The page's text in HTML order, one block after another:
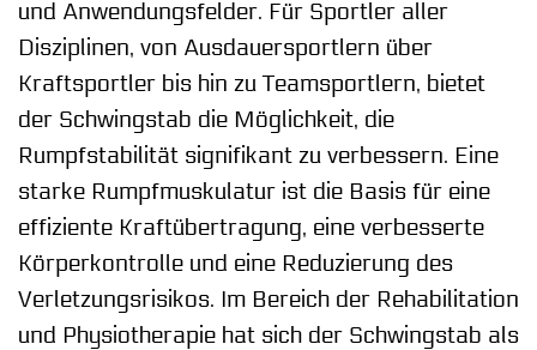
und Anwendungsfelder. Für Sportler aller
Disziplinen, von Ausdauersportlern über
Kraftsportler bis hin zu Teamsportlern, bietet
der Schwingstab die Möglichkeit, die
Rumpfstabilität signifikant zu verbessern. Eine
starke Rumpfmuskulatur ist die Basis für eine
effiziente Kraftübertragung, eine verbesserte
Körperkontrolle und eine Reduzierung des
Verletzungsrisikos. Im Bereich der Rehabilitation
und Physiotherapie hat sich der Schwingstab als